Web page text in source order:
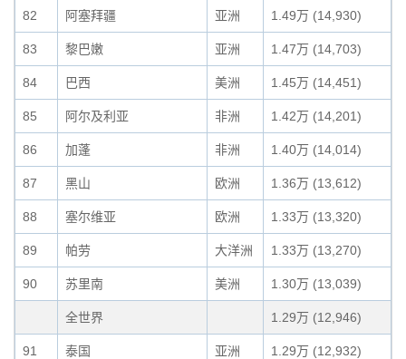
82 阿塞拜疆 亚洲 1.49万 (14,930)
83 黎巴嫩 亚洲 1.47万 (14,703)
84 巴西 美洲 1.45万 (14,451)
85 阿尔及利亚 非洲 1.42万 (14,201)
86 加蓬 非洲 1.40万 (14,014)
87 黑山 欧洲 1.36万 (13,612)
88 塞尔维亚 欧洲 1.33万 (13,320)
89 帕劳 大洋洲 1.33万 (13,270)
90 苏里南 美洲 1.30万 (13,039)
全世界 1.29万 (12,946)
91 泰国 亚洲 1.29万 (12,932)